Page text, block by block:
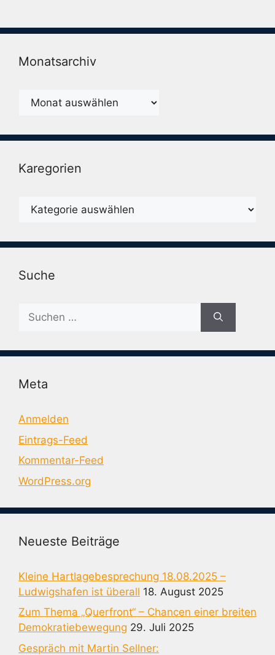
Monatsarchiv
Monatsarchiv
Karegorien
Karegorien
Suche
Suche
nach:
Meta
Anmelden
Eintrags-Feed
Kommentar-Feed
WordPress.org
Neueste Beiträge
Kleine Hartlagebesprechung 18.08.2025 –
Ludwigshafen ist überall 18. August 2025
Zum Thema „Querfront“ – Chancen einer breiten
Demokratiebewegung 29. Juli 2025
Gespräch mit Martin Sellner: